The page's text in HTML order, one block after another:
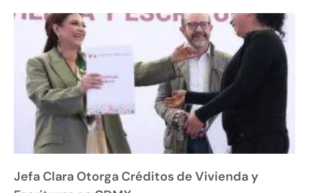
Jefa Clara Otorga Créditos de Vivienda y